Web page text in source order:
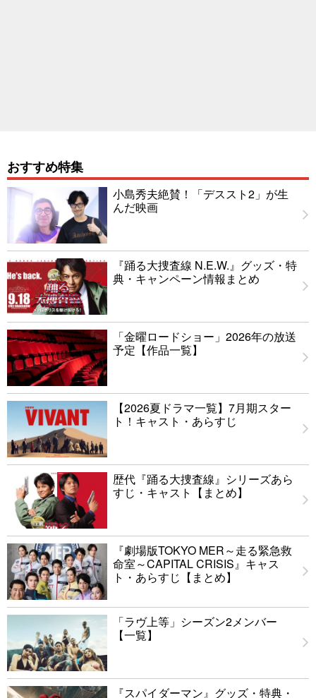
おすすめ特集
小島秀夫絶賛！「デススト2」が生
んだ映画
『踊る大捜査線 N.E.W.』グッズ・特
典・キャンペーン情報まとめ
「金曜ロードショー」2026年の放送
予定【作品一覧】
【2026夏ドラマ一覧】7月期スター
ト！キャスト・あらすじ
歴代『踊る大捜査線』シリーズあら
すじ・キャスト【まとめ】
『劇場版TOKYO MER～走る緊急救
命室～CAPITAL CRISIS』キャス
ト・あらすじ【まとめ】
「ラヴ上等」シーズン2メンバー
【一覧】
『スパイダーマン』グッズ・特典・